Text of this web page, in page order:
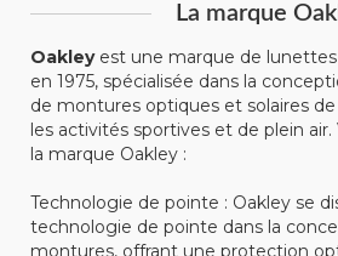
La marque
Oakleyest une marque de
en 1975, spécialisée dans la
de montures optiques et solaires
les activités sportives et de plein
la marque Oakley :
Technologie de pointe : Oakley se
technologie de pointe dans la
montures, offrant une protection